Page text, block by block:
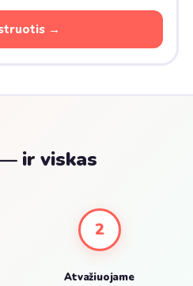
→
ir viskas
2
Atvažiuojame